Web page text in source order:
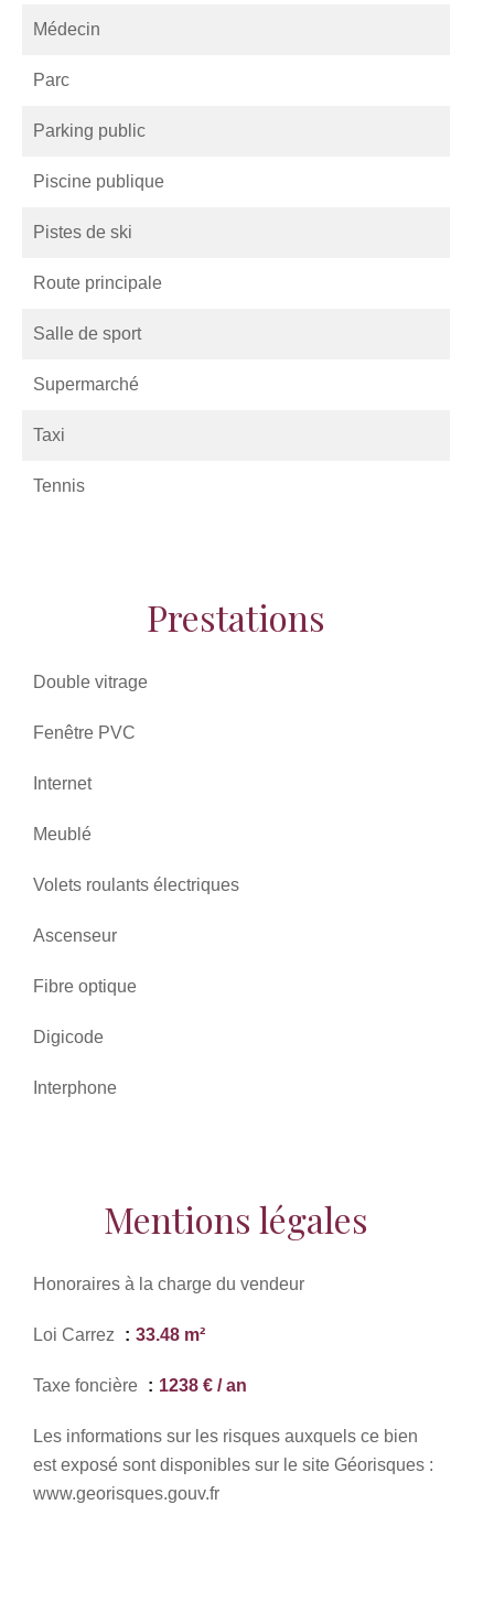
Médecin
Parc
Parking public
Piscine publique
Pistes de ski
Route principale
Salle de sport
Supermarché
Taxi
Tennis
Prestations
Double vitrage
Fenêtre PVC
Internet
Meublé
Volets roulants électriques
Ascenseur
Fibre optique
Digicode
Interphone
Mentions légales
Honoraires à la charge du vendeur
Loi Carrez 33.48 m²
Taxe foncière 1238 € / an
Les informations sur les risques auxquels ce bien
est exposé sont disponibles sur le site Géorisques :
www.georisques.gouv.fr